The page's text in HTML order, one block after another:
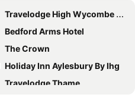
Travelodge High Wycombe Central
Bedford Arms Hotel
The Crown
Holiday Inn Aylesbury By Ihg
Travelodge Thame